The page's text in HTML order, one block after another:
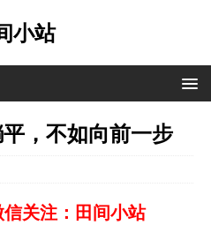
小站
，不如向前一步
关注：田间小站